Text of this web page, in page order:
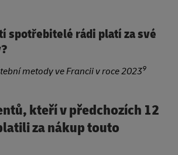
spotřebitelé rádi platí za své
metody ve Francii v roce 20239
kteří v předchozích 12
za nákup touto